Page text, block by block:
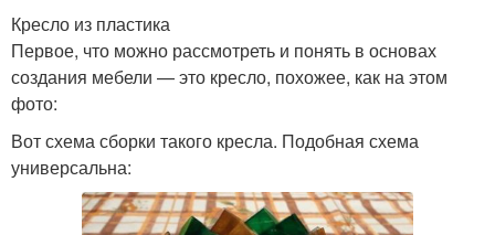
Кресло из пластика
Первое, что можно рассмотреть и понять в основах
создания мебели — это кресло, похожее, как на этом
фото:
Вот схема сборки такого кресла. Подобная схема
универсальна: